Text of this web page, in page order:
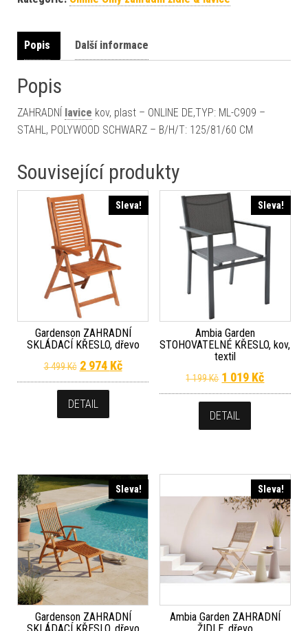
Popis Další informace
Popis
ZAHRADNÍ lavice kov, plast – ONLINE DE,TYP: ML-C909 –
STAHL, POLYWOOD SCHWARZ – B/H/T: 125/81/60 CM
Související produkty
Sleva!
Gardenson ZAHRADNÍ
SKLÁDACÍ KŘESLO, dřevo
3 499Kč Původní cena byla: 3 499 Kč.
2 974 KčAktuální cena je: 2 974 Kč.
DETAIL
Sleva!
Ambia Garden
STOHOVATELNÉ KŘESLO, kov,
textil
1 199Kč Původní cena
1 019 KčAktuální
DETAIL
Sleva!
Gardenson ZAHRADNÍ
Sleva!
Ambia Garden ZAHRADNÍ